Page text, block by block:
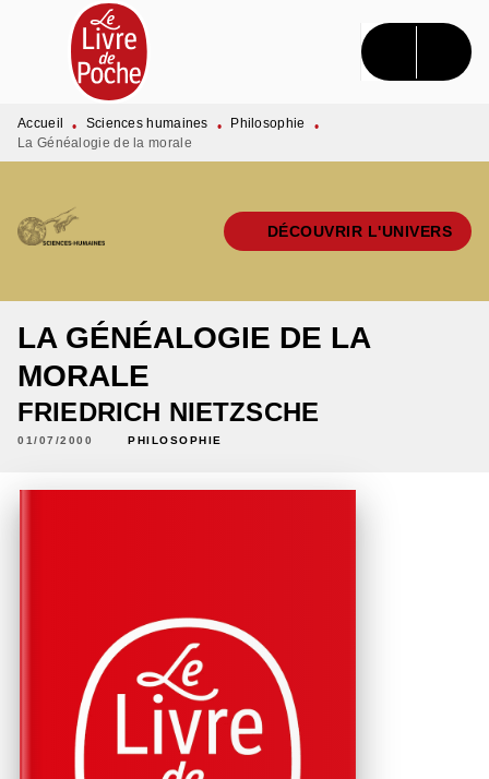
MENU RECHERCHE CONTENU
PIED DE PAGE
Accueil • Sciences humaines • Philosophie
•
La Généalogie de la morale
DÉCOUVRIR L'UNIVERS
LA GÉNÉALOGIE DE LA
MORALE
FRIEDRICH NIETZSCHE
01/07/2000 PHILOSOPHIE